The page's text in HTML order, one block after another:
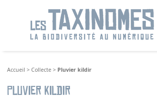
Accueil >Collecte > Pluvier kildir
Pluvier kildir